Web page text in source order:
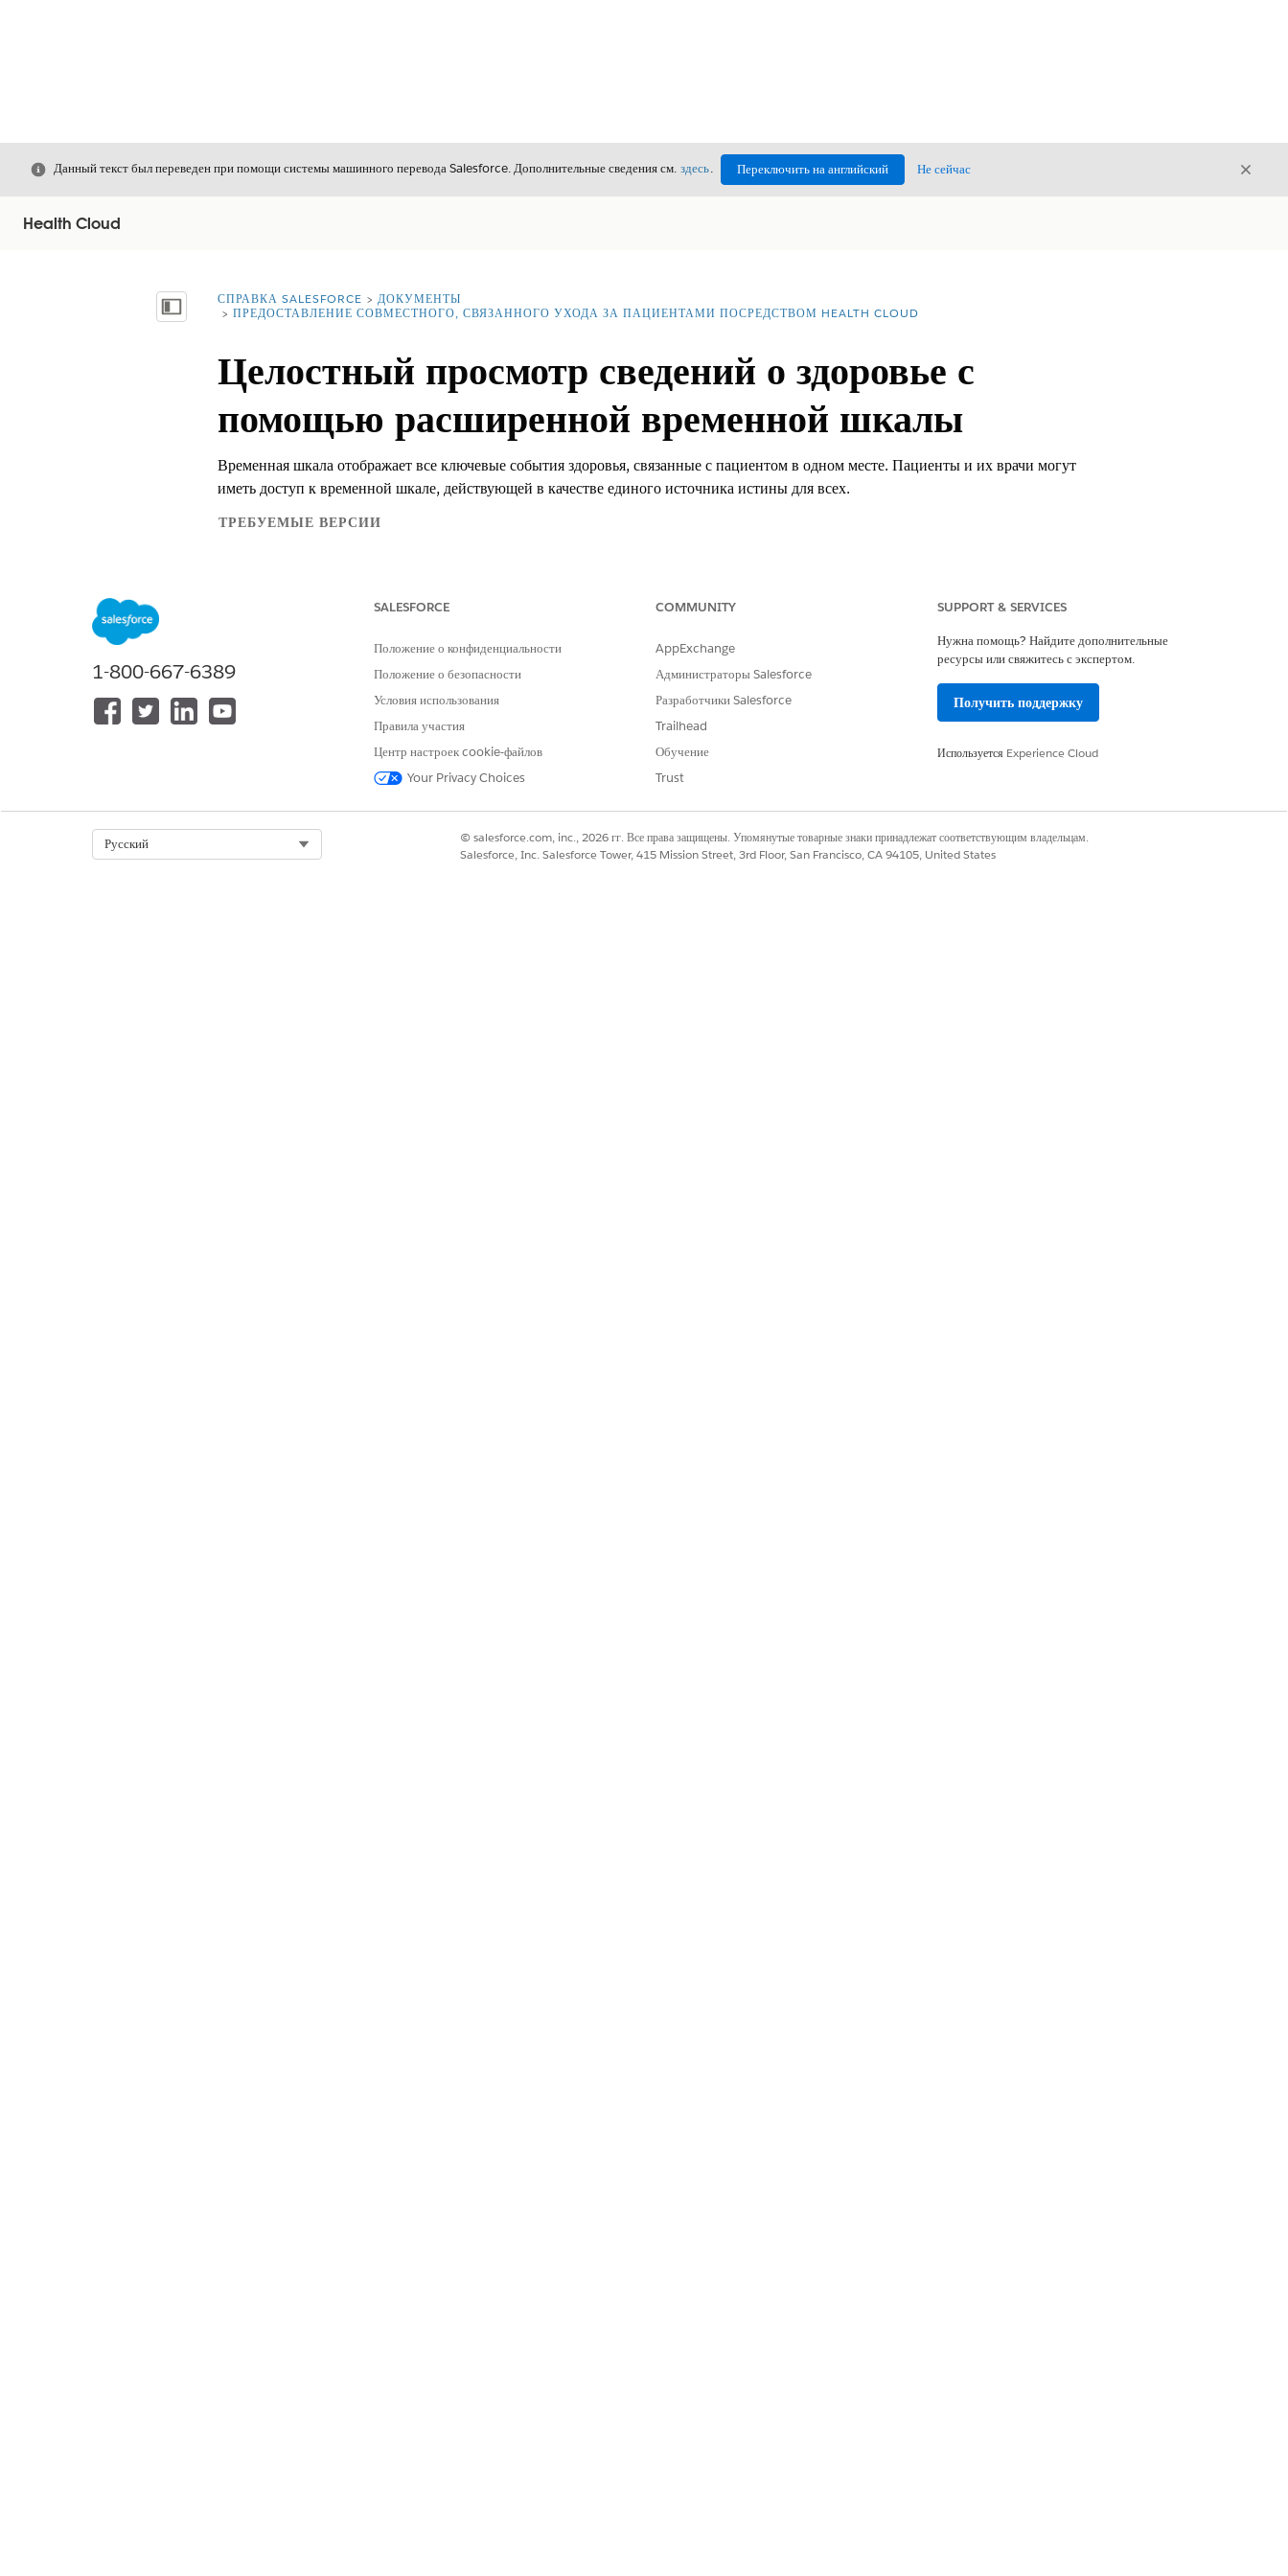
Закрыть
Данный текст был переведен при помощи системы машинного перевода Salesforce. Дополнительные сведения см. здесь. Переключить на английский Не сейчас
Health Cloud
Показать содержание
Вы находитесь здесь:
СПРАВКА SALESFORCE
ДОКУМЕНТЫ
ПРЕДОСТАВЛЕНИЕ СОВМЕСТНОГО, СВЯЗАННОГО УХОДА ЗА ПАЦИЕНТАМИ ПОСРЕДСТВОМ HEALTH CLOUD
Целостный просмотр сведений о здоровье с
помощью расширенной временной шкалы
Временная шкала отображает все ключевые события здоровья, связанные с пациентом в одном месте. Пациенты и их врачи могут
иметь доступ к временной шкале, действующей в качестве единого источника истины для всех.
ТРЕБУЕМЫЕ ВЕРСИИ
EnterpriseEdition и Edition с Health Cloud
Для просмотра временной шкалы войдите в учетную запись Salesforce с ноутбука или ПК.
Временная шкала недоступна в мобильном приложении Salesforce.
Ниже указан пример временной шкалы, созданной в объекте «Организация» и просмотренной на странице записи Чарльза Грина.
1-800-667-6389
SALESFORCE
Положение о конфиденциальности
Положение о безопасности
Условия использования
Правила участия
Центр настроек cookie-файлов
Your Privacy Choices
COMMUNITY
AppExchange
Администраторы Salesforce
Разработчики Salesforce
Trailhead
Обучение
Trust
SUPPORT & SERVICES
Нужна помощь? Найдите дополнительные
ресурсы или свяжитесь с экспертом.
Получить поддержку
Используется Experience Cloud
Русский
© salesforce.com, inc., 2026 гг. Все права защищены. Упомянутые товарные знаки принадлежат соответствующим владельцам.
Salesforce, Inc. Salesforce Tower, 415 Mission Street, 3rd Floor, San Francisco, CA 94105, United States